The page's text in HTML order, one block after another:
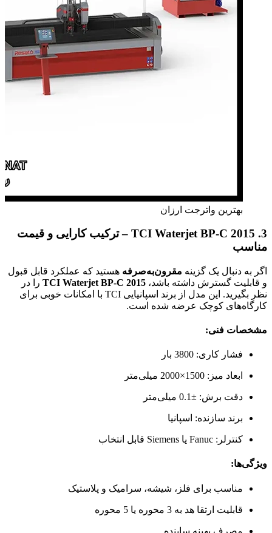
بهترین واترجت ارزان
3. TCI Waterjet BP-C 2015 – ترکیب کارایی و قیمت
مناسب
اگر به دنبال یک گزینه مقرون‌به‌صرفه هستید که عملکرد قابل قبول
و قابلیت گسترش داشته باشد، TCI Waterjet BP-C 2015 را در
نظر بگیرید. این مدل از برند اسپانیایی TCI با امکانات خوبی برای
کارگاه‌های کوچک عرضه شده است.
مشخصات فنی:
فشار کاری: 3800 بار
ابعاد میز: 1500×2000 میلی‌متر
دقت برش: ±0.1 میلی‌متر
برند سازنده: اسپانیا
کنترلر: Fanuc یا Siemens قابل انتخاب
ویژگی‌ها:
مناسب برای فلز، شیشه، سرامیک و پلاستیک
قابلیت ارتقا هد به 3 محوره یا 5 محوره
مصرف بهینه ساینده